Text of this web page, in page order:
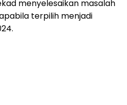
menyelesaikan masalah
terpilih menjadi